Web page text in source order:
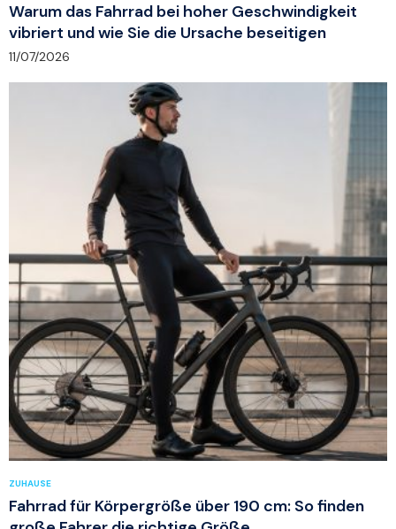
Warum das Fahrrad bei hoher Geschwindigkeit
vibriert und wie Sie die Ursache beseitigen
11/07/2026
ZUHAUSE
Fahrrad für Körpergröße über 190 cm: So finden